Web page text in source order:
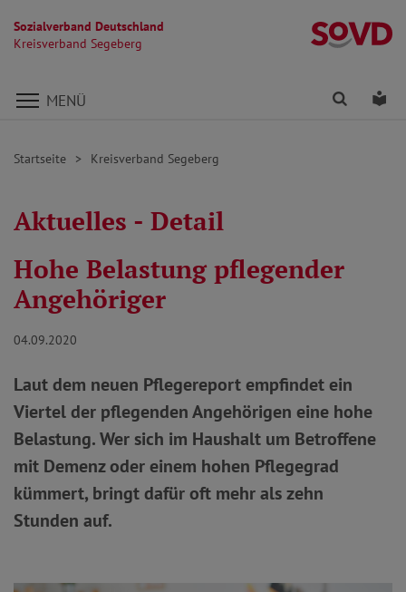
Sozialverband Deutschland
Kreisverband Segeberg
Direkt zu den Inhalten springen
MENÜ Finden
Startseite Kreisverband Segeberg
Aktuelles - Detail
Hohe Belastung pflegender
Angehöriger
04.09.2020
Laut dem neuen Pflegereport empfindet ein
Viertel der pflegenden Angehörigen eine hohe
Belastung. Wer sich im Haushalt um Betroffene
mit Demenz oder einem hohen Pflegegrad
kümmert, bringt dafür oft mehr als zehn
Stunden auf.